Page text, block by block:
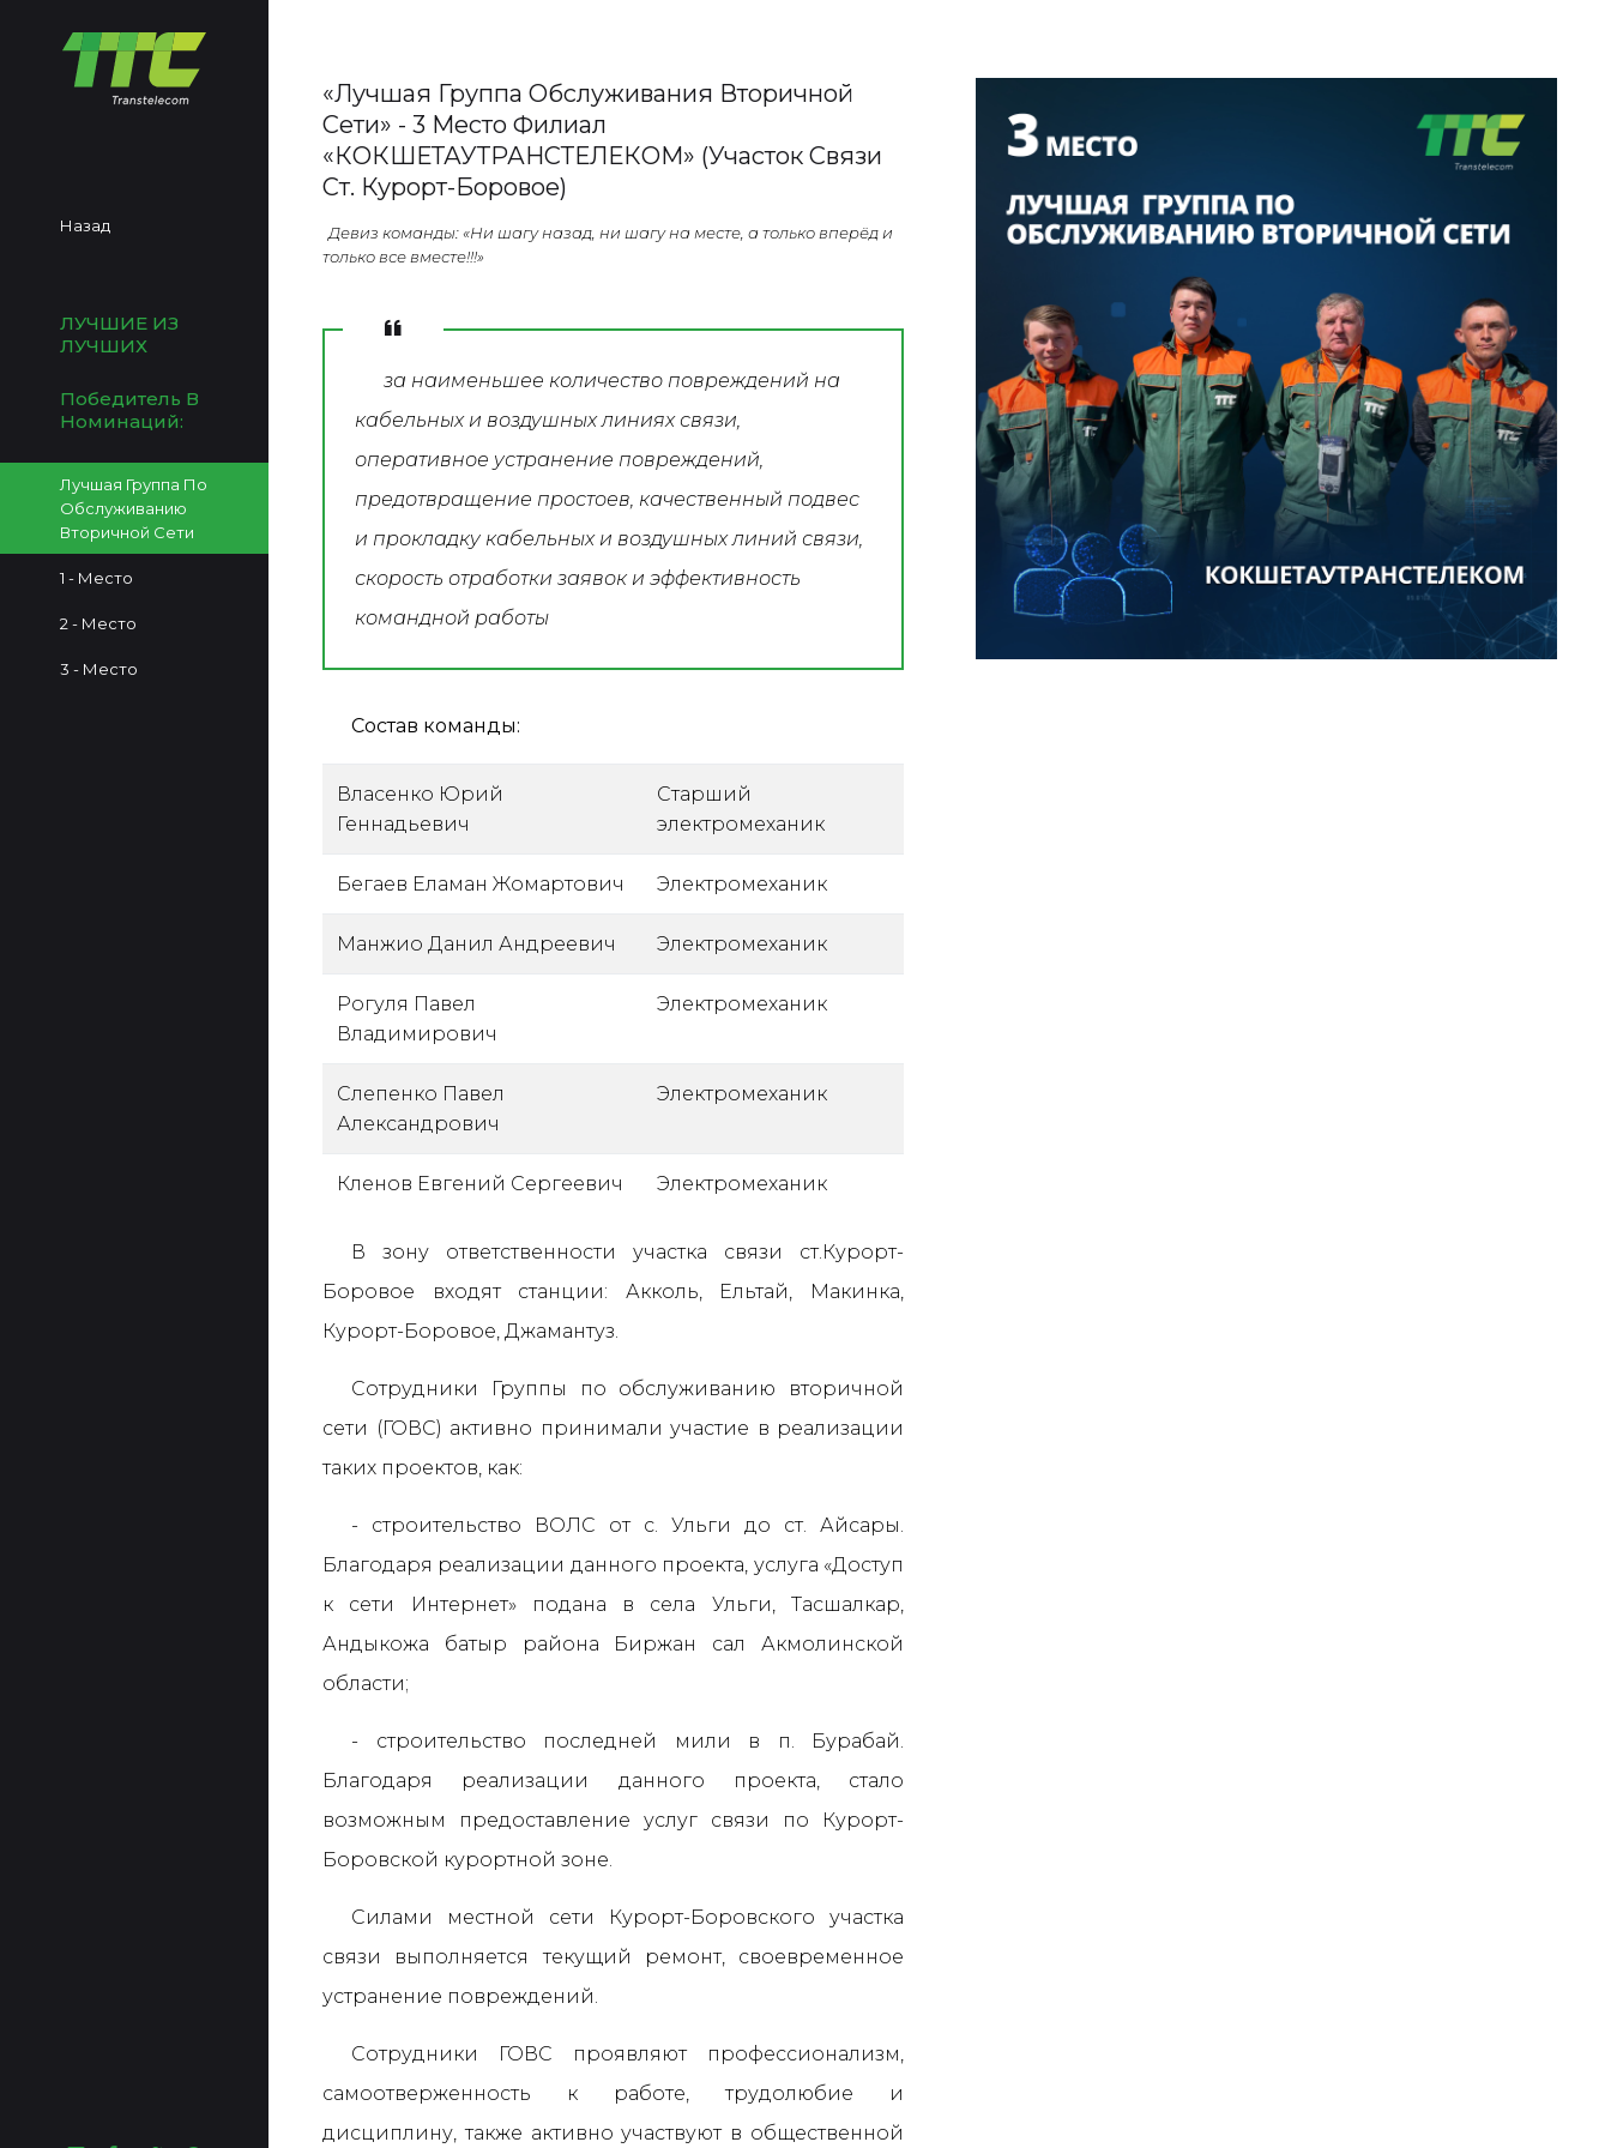
Назад
ЛУЧШИЕ ИЗ
ЛУЧШИХ
Победитель В
Номинаций:
Лучшая Группа По
Обслуживанию
Вторичной Сети
1 - Место
2 - Место
3 - Место
«Лучшая Группа Обслуживания Вторичной
Сети» - 3 Место Филиал
«КОКШЕТАУТРАНСТЕЛЕКОМ» (участок Связи
Ст. Курорт-Боровое)
Девиз команды: «Ни шагу назад, ни шагу на месте, а только вперёд и
только все вместе!!!»
за наименьшее количество повреждений на
кабельных и воздушных линиях связи,
оперативное устранение повреждений,
предотвращение простоев, качественный подвес
и прокладку кабельных и воздушных линий связи,
скорость отработки заявок и эффективность
командной работы
Состав команды:
Власенко Юрий
Геннадьевич
Старший
электромеханик
Бегаев Еламан Жомартович Электромеханик
Манжио Данил Андреевич Электромеханик
Рогуля Павел
Владимирович
Электромеханик
Слепенко Павел
Александрович
Электромеханик
Кленов Евгений Сергеевич Электромеханик
В зону ответственности участка связи ст.Курорт-
Боровое входят станции: Акколь, Ельтай, Макинка,
Курорт-Боровое, Джамантуз.
Сотрудники Группы по обслуживанию вторичной
сети (ГОВС) активно принимали участие в реализации
таких проектов, как:
- строительство ВОЛС от с. Ульги до ст. Айсары.
Благодаря реализации данного проекта, услуга «Доступ
к сети Интернет» подана в села Ульги, Тасшалкар,
Андыкожа батыр района Биржан сал Акмолинской
области;
- строительство последней мили в п. Бурабай.
Благодаря реализации данного проекта, стало
возможным предоставление услуг связи по Курорт-
Боровской курортной зоне.
Силами местной сети Курорт-Боровского участка
связи выполняется текущий ремонт, своевременное
устранение повреждений.
Сотрудники ГОВС проявляют профессионализм,
самоотверженность к работе, трудолюбие и
дисциплину, также активно участвуют в общественной